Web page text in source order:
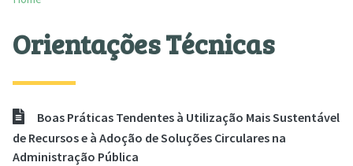
Orientações Técnicas
Boas Práticas Tendentes à Utilização Mais Sustentável
de Recursos e à Adoção de Soluções Circulares na
Administração Pública